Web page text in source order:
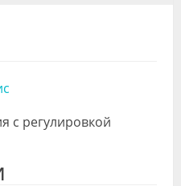
с регулировкой